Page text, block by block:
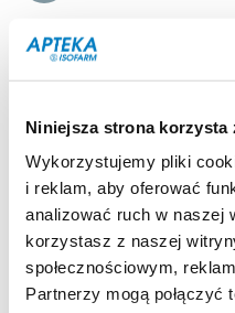
Niniejsza strona korzysta
Wykorzystujemy pliki
i reklam, aby oferować
analizować ruch w naszej
korzystasz z naszej
społecznościowym,
Partnerzy mogą połączyć
producent / dystrybutor:
typ produktu:
postać: tabletki
Doppelherz aktiv Na stawy
zadbać o stawy, ścięgna i
lub nadwadze, uprawianiu
Działanie i zastosowanie:
Glukozaminajest
struktur tkanki chrzęstnej i